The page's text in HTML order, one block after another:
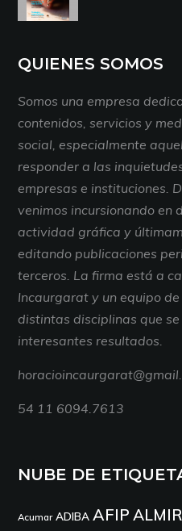
QUIENES SOMOS
Somos una empresa
contenidos, servicios y
social, especialmente
responder a las
empresas e instituciones.
venimos incursionando en
actividad gráfica y
editando publicaciones
terceros. La firma está a
Incaurgarat y un equipo
distintas disciplinas que
interesantes resultados.
54 11 6094.7613
NUBE DE
Acumar ADIBA AFIP